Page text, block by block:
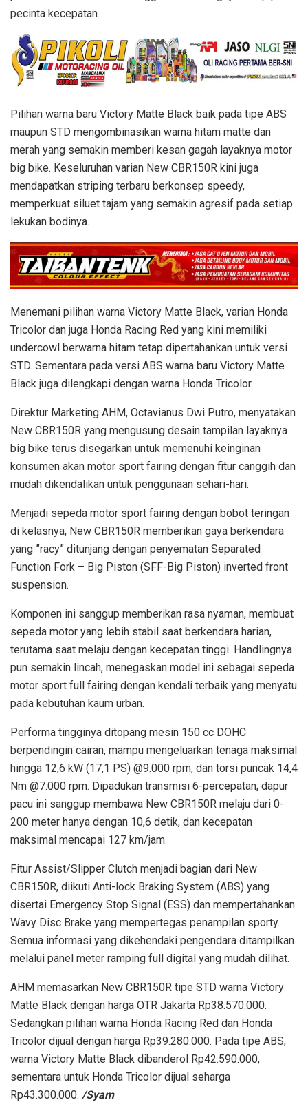
pecinta kecepatan.
Pilihan warna baru Victory Matte Black baik pada tipe ABS
maupun STD mengombinasikan warna hitam matte dan
merah yang semakin memberi kesan gagah layaknya motor
big bike. Keseluruhan varian New CBR150R kini juga
mendapatkan striping terbaru berkonsep speedy,
memperkuat siluet tajam yang semakin agresif pada setiap
lekukan bodinya.
Menemani pilihan warna Victory Matte Black, varian Honda
Tricolor dan juga Honda Racing Red yang kini memiliki
undercowl berwarna hitam tetap dipertahankan untuk versi
STD. Sementara pada versi ABS warna baru Victory Matte
Black juga dilengkapi dengan warna Honda Tricolor.
Direktur Marketing AHM, Octavianus Dwi Putro, menyatakan
New CBR150R yang mengusung desain tampilan layaknya
big bike terus disegarkan untuk memenuhi keinginan
konsumen akan motor sport fairing dengan fitur canggih dan
mudah dikendalikan untuk penggunaan sehari-hari.
Menjadi sepeda motor sport fairing dengan bobot teringan
di kelasnya, New CBR150R memberikan gaya berkendara
yang ”racy” ditunjang dengan penyematan Separated
Function Fork – Big Piston (SFF-Big Piston) inverted front
suspension.
Komponen ini sanggup memberikan rasa nyaman, membuat
sepeda motor yang lebih stabil saat berkendara harian,
terutama saat melaju dengan kecepatan tinggi. Handlingnya
pun semakin lincah, menegaskan model ini sebagai sepeda
motor sport full fairing dengan kendali terbaik yang menyatu
pada kebutuhan kaum urban.
Performa tingginya ditopang mesin 150 cc DOHC
berpendingin cairan, mampu mengeluarkan tenaga maksimal
hingga 12,6 kW (17,1 PS) @9.000 rpm, dan torsi puncak 14,4
Nm @7.000 rpm. Dipadukan transmisi 6-percepatan, dapur
pacu ini sanggup membawa New CBR150R melaju dari 0-
200 meter hanya dengan 10,6 detik, dan kecepatan
maksimal mencapai 127 km/jam.
Fitur Assist/Slipper Clutch menjadi bagian dari New
CBR150R, diikuti Anti-lock Braking System (ABS) yang
disertai Emergency Stop Signal (ESS) dan mempertahankan
Wavy Disc Brake yang mempertegas penampilan sporty.
Semua informasi yang dikehendaki pengendara ditampilkan
melalui panel meter ramping full digital yang mudah dilihat.
AHM memasarkan New CBR150R tipe STD warna Victory
Matte Black dengan harga OTR Jakarta Rp38.570.000.
Sedangkan pilihan warna Honda Racing Red dan Honda
Tricolor dijual dengan harga Rp39.280.000. Pada tipe ABS,
warna Victory Matte Black dibanderol Rp42.590.000,
sementara untuk Honda Tricolor dijual seharga
Rp43.300.000. /Syam